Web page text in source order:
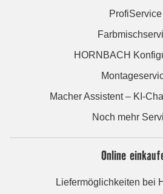
ProfiService
HORNBACH
Macher Assistent – KI-
Noch mehr
Online
Liefermöglichkeiten bei